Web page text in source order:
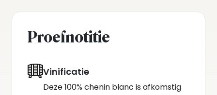
Proefnotitie
Vinificatie
Deze 100% chenin blanc is afkomstig